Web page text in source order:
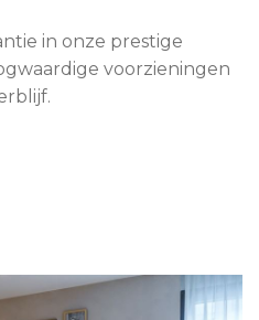
in onze prestige
voorzieningen